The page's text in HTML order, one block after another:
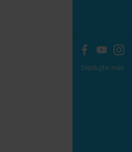
Sledujte nás